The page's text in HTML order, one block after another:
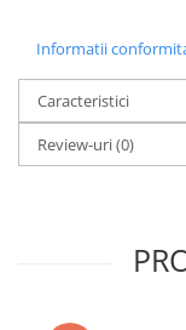
Informatii
Caracteristici
Review-uri(0)